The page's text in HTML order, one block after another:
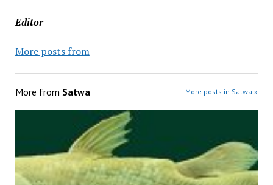
Editor
More posts from
More from Satwa More posts in Satwa »